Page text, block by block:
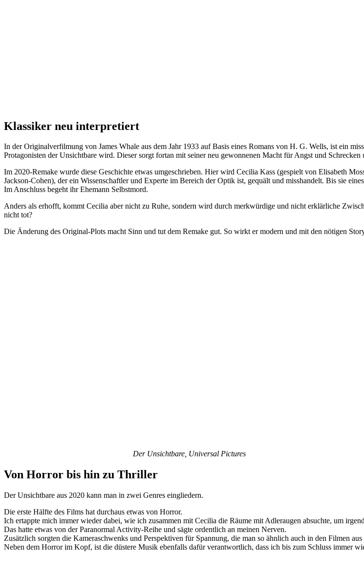
Klassiker neu interpretiert
In der Originalverfilmung von James Whale aus dem Jahr 1933 auf Basis eines Romans von H. G. Wells, ist ein
Protagonisten der Unsichtbare wird. Dieser sorgt fortan mit seiner neu gewonnenen Macht für Angst und Schrecken
Im 2020-Remake wurde diese Geschichte etwas umgeschrieben. Hier wird Cecilia Kass (gespielt von Elisabeth
Jackson-Cohen), der ein Wissenschaftler und Experte im Bereich der Optik ist, gequält und misshandelt. Bis sie
Im Anschluss begeht ihr Ehemann Selbstmord.
Anders als erhofft, kommt Cecilia aber nicht zu Ruhe, sondern wird durch merkwürdige und nicht erklärliche
nicht tot?
Die Änderung des Original-Plots macht Sinn und tut dem Remake gut. So wirkt er modern und mit den nötigen
Der Unsichtbare, Universal Pictures
Von Horror bis hin zu Thriller
Der Unsichtbare aus 2020 kann man in zwei Genres eingliedern.
Die erste Hälfte des Films hat durchaus etwas von Horror.
Ich ertappte mich immer wieder dabei, wie ich zusammen mit Cecilia die Räume mit Adleraugen absuchte, um
Das hatte etwas von der Paranormal Activity-Reihe und sägte ordentlich an meinen Nerven.
Zusätzlich sorgten die Kameraschwenks und Perspektiven für Spannung, die man so ähnlich auch in den Filmen
Neben dem Horror im Kopf, ist die düstere Musik ebenfalls dafür verantwortlich, dass ich bis zum Schluss immer